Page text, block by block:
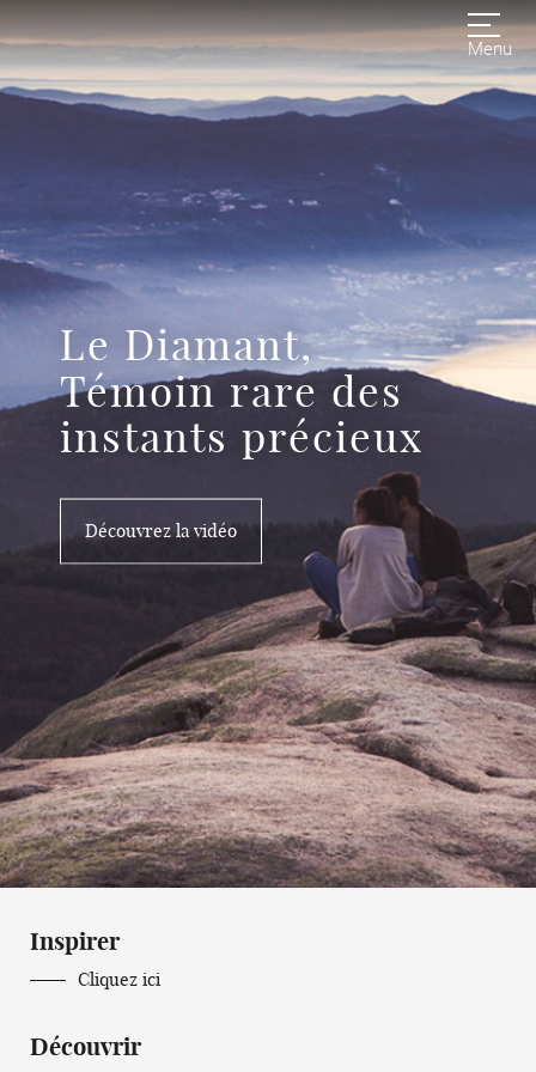
Menu
Le Diamant,
Témoin rare des
instants précieux
Découvrez la vidéo
Inspirer
Cliquez ici
Découvrir